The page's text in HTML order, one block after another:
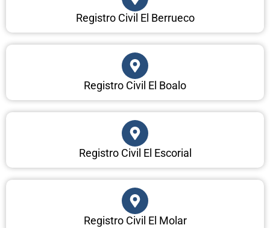
Registro Civil El Berrueco
Registro Civil El Boalo
Registro Civil El Escorial
Registro Civil El Molar